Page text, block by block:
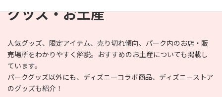
グッズ・お土産
人気グッズ、限定アイテム、売り切れ傾向、パーク内のお店・販
売場所をわかりやすく解説。おすすめのお土産についても掲載し
ています。
パークグッズ以外にも、ディズニーコラボ商品、ディズニーストア
のグッズも紹介！